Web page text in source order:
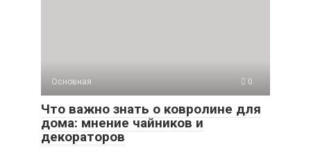
Основная 0
Что важно знать о ковролине для
дома: мнение чайников и
декораторов